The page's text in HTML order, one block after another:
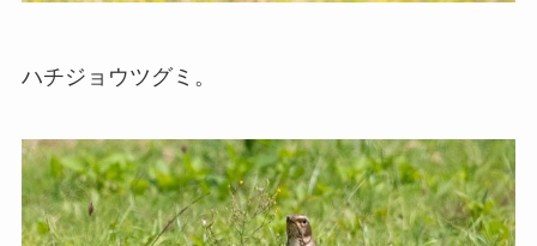
ハチジョウツグミ。